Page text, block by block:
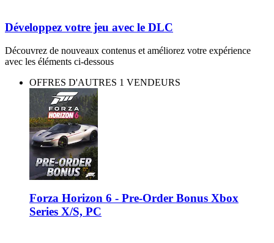
Développez votre jeu avec le DLC
Découvrez de nouveaux contenus et améliorez votre expérience
avec les éléments ci-dessous
OFFRES D'AUTRES 1 VENDEURS
Forza Horizon 6 - Pre-Order Bonus Xbox
Series X/S, PC